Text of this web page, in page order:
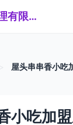
广州昌启餐饮管理有限公司
屋头串串香小吃
小吃加